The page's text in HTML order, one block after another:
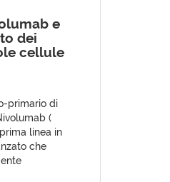
e
dei
cellule
primario di
(
linea in
che